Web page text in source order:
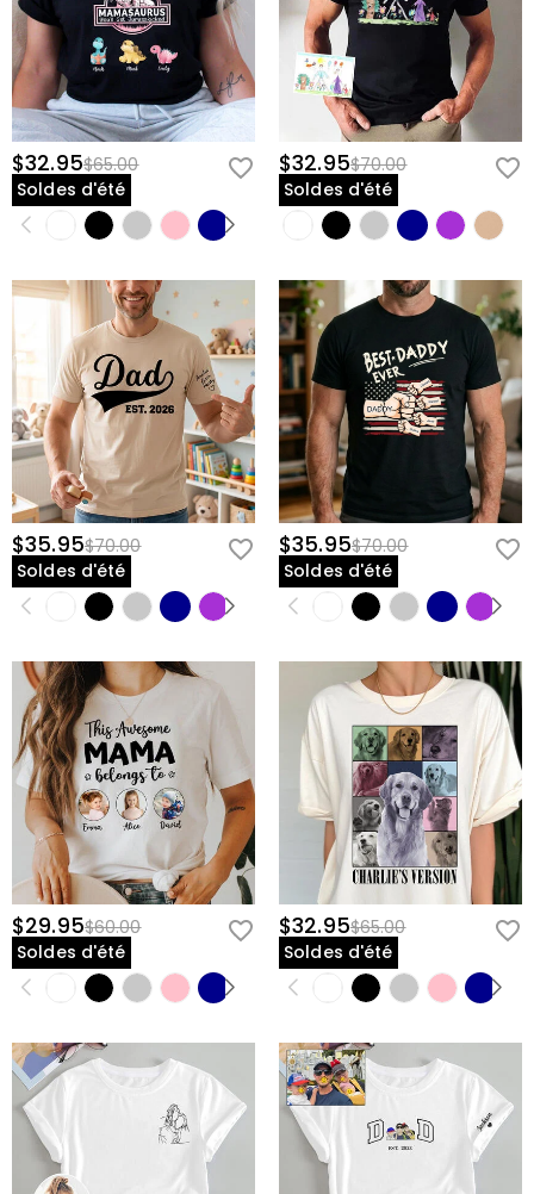
$32.95$65.00
Soldes d'été
$32.95$70.00
Soldes d'été
$35.95$70.00
Soldes d'été
$35.95$70.00
Soldes d'été
$29.95$60.00
Soldes d'été
$32.95$65.00
Soldes d'été